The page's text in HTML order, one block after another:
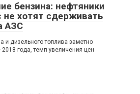
бензина: нефтяники
не хотят сдерживать
АЗС
и дизельного топлива заметно
года, темп увеличения цен